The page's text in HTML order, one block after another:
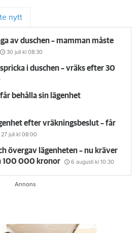
nytt
av duschen – mamman måste
30 juli kl 08:30
i duschen – vräks efter 30
behålla sin lägenhet
efter vräkningsbeslut – får
27 juli kl 08:00
övergav lägenheten – nu kräver
100 000 kronor
6 augusti kl 10:30